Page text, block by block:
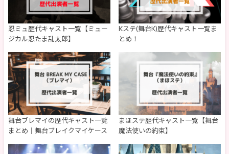
忍ミュ歴代キャスト一覧【ミュー
ジカル忍たま乱太郎】
Kステ(舞台K)歴代キャスト一覧ま
とめ！
舞台ブレマイの歴代キャスト一覧
まとめ｜舞台ブレイクマイケース
まほステ歴代キャスト一覧【舞台
魔法使いの約束】